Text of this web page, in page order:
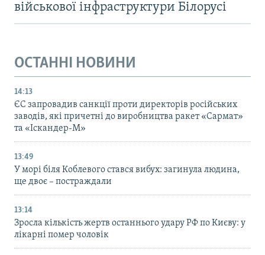
військової інфраструктури Білорусі
ОСТАННІ НОВИНИ
14:13
ЄС запровадив санкції проти директорів російських
заводів, які причетні до виробництва ракет «Сармат»
та «Іскандер-М»
13:49
У морі біля Коблевого стався вибух: загинула людина,
ще двоє – постраждали
13:14
Зросла кількість жертв останнього удару РФ по Києву: у
лікарні помер чоловік